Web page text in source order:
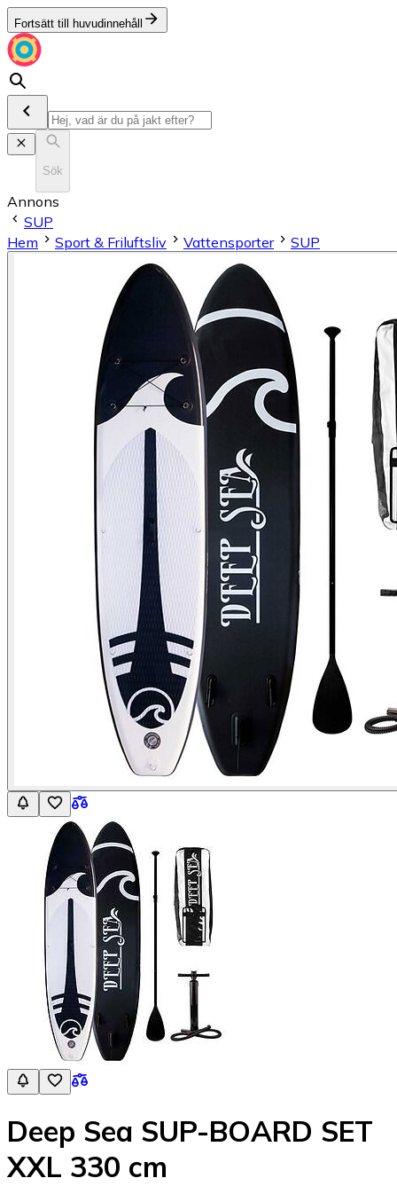
Fortsätt till huvudinnehåll
Sök
Annons
SUP
Hem
Sport & Friluftsliv Vattensporter SUP
Deep Sea SUP-BOARD SET
XXL 330 cm